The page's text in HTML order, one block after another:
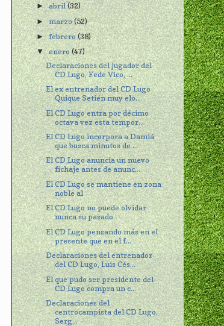
►abril(32)
►marzo(52)
►febrero(38)
▼enero(47)
Declaraciones del jugador del
CD Lugo, Fede Vico, ...
El ex entrenador del CD Lugo
Quique Setién muy elo...
El CD Lugo entra por décimo
octava vez esta tempor...
El CD Lugo incorpora a Damiá
que busca minutos de ...
El CD Lugo anuncia un nuevo
fichaje antes de anunc...
El CD Lugo se mantiene en zona
noble al
El CD Lugo no puede olvidar
nunca su pasado
El CD Lugo pensando más en el
presente que en el f...
Declaraciones del entrenador
del CD Lugo, Luis Cés...
El que pudo ser presidente del
CD Lugo compra un c...
Declaraciones del
centrocampista del CD Lugo,
Serg...